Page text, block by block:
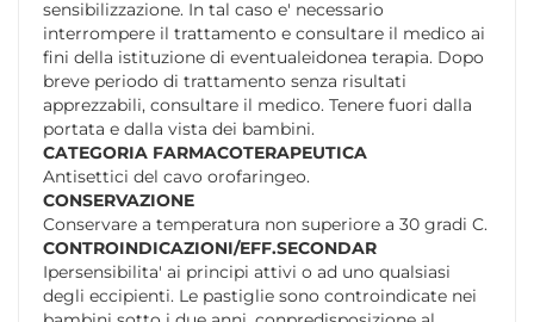
sensibilizzazione. In tal caso e' necessario
interrompere il trattamento e consultare il medico ai
fini della istituzione di eventualeidonea terapia. Dopo
breve periodo di trattamento senza risultati
apprezzabili, consultare il medico. Tenere fuori dalla
portata e dalla vista dei bambini.
CATEGORIA FARMACOTERAPEUTICA
Antisettici del cavo orofaringeo.
CONSERVAZIONE
Conservare a temperatura non superiore a 30 gradi C.
CONTROINDICAZIONI/EFF.SECONDAR
Ipersensibilita' ai principi attivi o ad uno qualsiasi
degli eccipienti. Le pastiglie sono controindicate nei